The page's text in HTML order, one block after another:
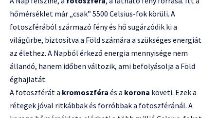
hőmérséklet már „csak” 5500 Celsius-fok körüli. A
fotoszférából származó fény és hő sugárzódik ki a
világűrbe, biztosítva a Föld számára a szükséges energiát
az élethez. A Napból érkező energia mennyisége nem
állandó, hanem időben változik, ami befolyásolja a Föld
éghajlatát.
A fotoszférát a kromoszféra és a korona követi. Ezek a
rétegek jóval ritkábbak és forróbbak a fotoszféránál. A